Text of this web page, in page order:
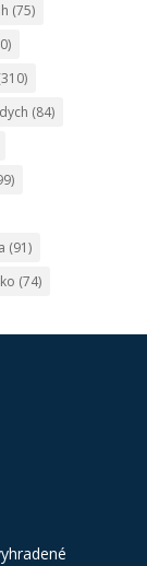
(75)
(84)
(91)
(74)